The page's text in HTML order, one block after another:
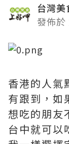
台灣美
發佈
香港的人氣
有跟到，如
想吃的朋友
台中就可以